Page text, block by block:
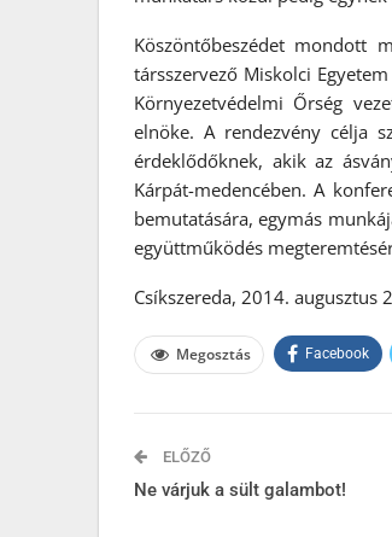
Köszöntőbeszédet mondott
társszervező Miskolci
Környezetvédelmi Őrség
elnöke. A rendezvény célja
érdeklődőknek, akik az
Kárpát-medencében. A
bemutatására, egymás
együttműködés
Csíkszereda, 2014. augusztus
Megosztás Facebook
ELŐZŐ
Ne várjuk a sült galambot!